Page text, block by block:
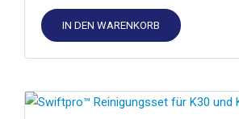
IN DEN WARENKORB